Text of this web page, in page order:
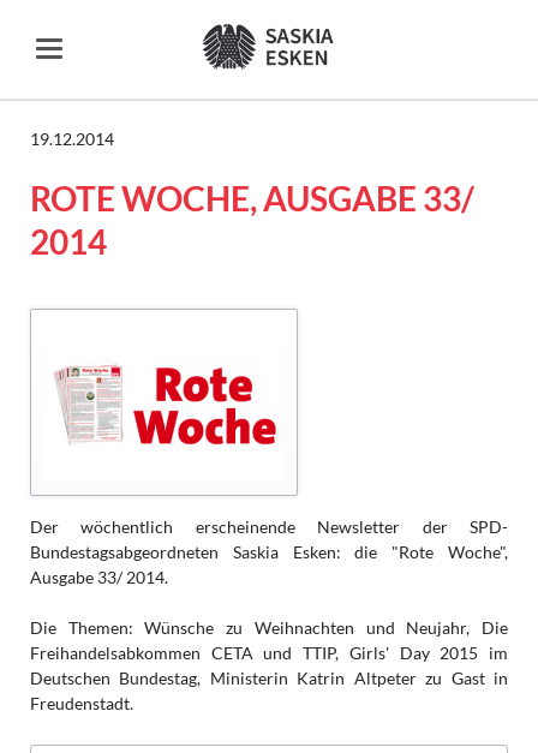
19.12.2014
ROTE WOCHE, AUSGABE 33/
2014
Der wöchentlich erscheinende Newsletter der SPD-
Bundestagsabgeordneten Saskia Esken: die "Rote Woche",
Ausgabe 33/ 2014.
Die Themen: Wünsche zu Weihnachten und Neujahr, Die
Freihandelsabkommen CETA und TTIP, Girls' Day 2015 im
Deutschen Bundestag, Ministerin Katrin Altpeter zu Gast in
Freudenstadt.